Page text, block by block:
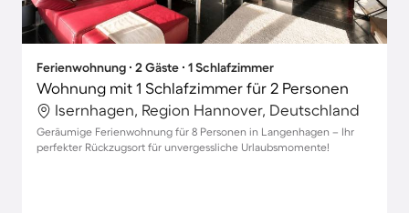
Ferienwohnung ∙ 2 Gäste ∙ 1 Schlafzimmer
Wohnung mit 1 Schlafzimmer für 2 Personen
Isernhagen, Region Hannover, Deutschland
Geräumige Ferienwohnung für 8 Personen in Langenhagen – Ihr
perfekter Rückzugsort für unvergessliche Urlaubsmomente!